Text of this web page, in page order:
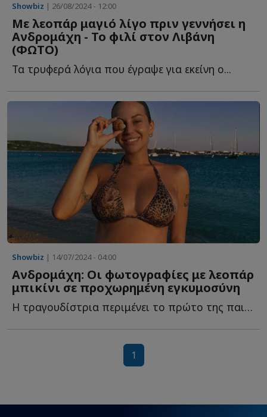
Showbiz | 26/08/2024 - 12:00
Με λεοπάρ μαγιό λίγο πριν γεννήσει η
Ανδρομάχη - Το φιλί στον Λιβάνη
(ΦΩΤΟ)
Τα τρυφερά λόγια που έγραψε για εκείνη ο...
Showbiz | 14/07/2024 - 04:00
Ανδρομάχη: Οι φωτογραφίες με λεοπάρ
μπικίνι σε προχωρημένη εγκυμοσύνη
Η τραγουδίστρια περιμένει το πρώτο της παιδί μ...
1